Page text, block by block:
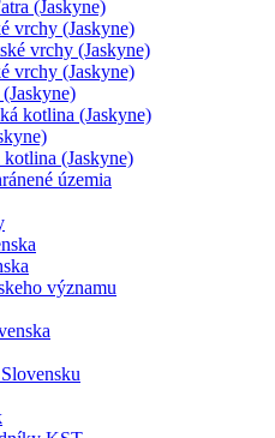
(Jaskyne)
vrchy (Jaskyne)
vrchy (Jaskyne)
vrchy (Jaskyne)
kotlina (Jaskyne)
(Jaskyne)
územia
významu